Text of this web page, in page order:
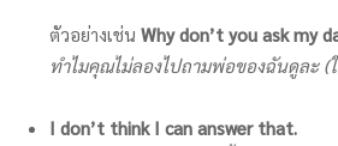
ตัวอย่างเช่น Why don’t you ask my
ทำไมคุณไม่ลองไปถามพ่อของฉันดูละ
I don’t think I can answer that.